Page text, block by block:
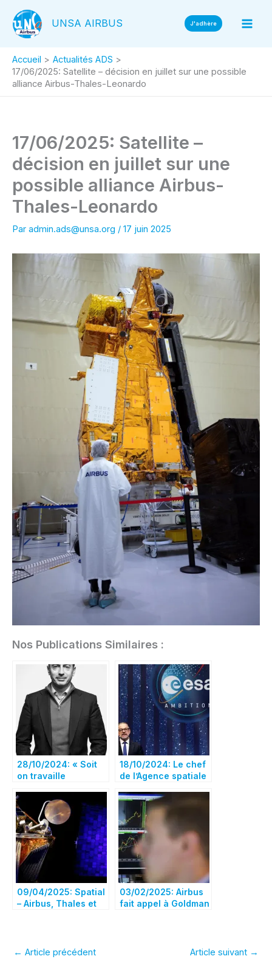
contenu
UNSA AIRBUS J'adhère
Accueil
Actualités ADS
17/06/2025: Satellite – décision en juillet sur une possible
alliance Airbus-Thales-Leonardo
17/06/2025: Satellite –
décision en juillet sur une
possible alliance Airbus-
Thales-Leonardo
Par admin.ads@unsa.org / 17 juin 2025
Nos Publications Similaires :
28/10/2024: « Soit
on travaille
meurt », une
conversation avec
Guillaume Faury,
président exécutif
d’Airbus
18/10/2024: Le chef
de l’Agence spatiale
que l’Europe doit
être capable de
rivaliser au niveau
mondial
09/04/2025: Spatial
– Airbus, Thales et
03/02/2025: Airbus
fait appel à Goldman
spatiale européenne
← Article précédent Article suivant →